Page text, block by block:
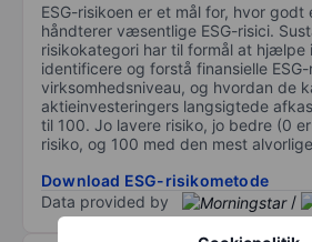
ESG-risikoen er et mål for, hvor godt
håndterer væsentlige ESG-risici.
risikokategori har til formål at hjælpe
identificere og forstå finansielle
virksomhedsniveau, og hvordan de
aktieinvesteringers langsigtede
til 100. Jo lavere risiko, jo bedre (0
risiko, og 100 med den mest
Download ESG-risikometode
Data provided by
/